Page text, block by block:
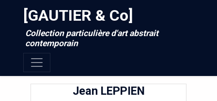
[GAUTIER & Co]
Collection particulière d'art abstrait
contemporain
Jean LEPPIEN